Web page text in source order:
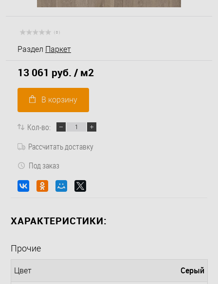
( 0 )
Раздел Паркет
13 061 руб. / м2
В корзину
Кол-во:
Рассчитать доставку
Под заказ
ХАРАКТЕРИСТИКИ:
Прочие
Цвет Серый